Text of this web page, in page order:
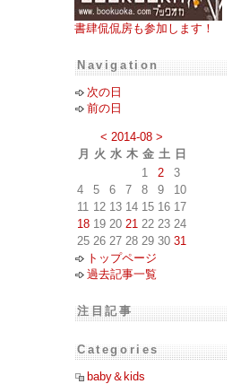
書肆侃侃房も参加します！
Navigation
次の日
前の日
< 2014-08 >
月
火 水 木 金 土 日
1
2
3
4
5 6 7 8 9
10
11 12 13 14 15 16 17
18 19 20 21 22 23 24
25 26 27 28 29 30 31
トップページ
過去記事一覧
注目記事
Categories
baby＆kids